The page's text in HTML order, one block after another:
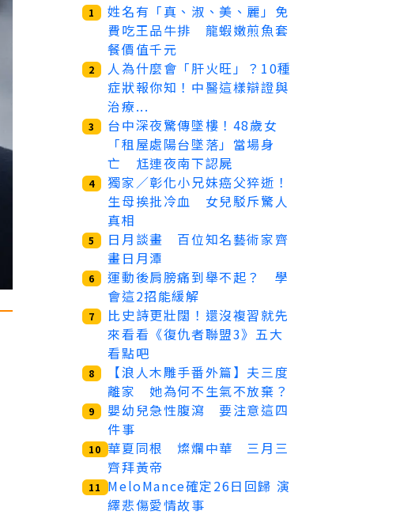
1
姓名有「真、淑、美、麗」免
費吃王品牛排 龍蝦嫩煎魚套
餐價值千元
2
人為什麼會「肝火旺」？10種
症狀報你知！中醫這樣辯證與
治療...
3
台中深夜驚傳墜樓！48歲女
「租屋處陽台墜落」當場身
亡 尪連夜南下認屍
4
獨家／彰化小兄妹癌父猝逝！
生母挨批冷血 女兒駁斥驚人
真相
5
日月談畫 百位知名藝術家齊
畫日月潭
6
運動後肩膀痛到舉不起？ 學
會這2招能緩解
7
比史詩更壯闊！還沒複習就先
來看看《復仇者聯盟3》五大
看點吧
8
【浪人木雕手番外篇】夫三度
離家 她為何不生氣不放棄？
9
嬰幼兒急性腹瀉 要注意這四
件事
10 華夏同根 燦爛中華 三月三
齊拜黃帝
11
MeloMance確定26日回歸 演
繹悲傷愛情故事